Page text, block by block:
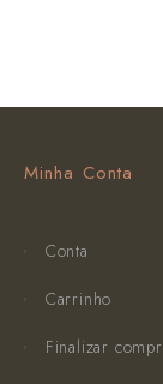
Minha Conta
Conta
Carrinho
Finalizar